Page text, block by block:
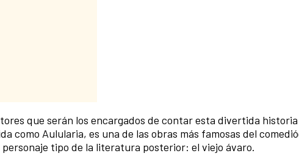
que serán los encargados de contar esta divertida
como Aulularia, es una de las obras más famosas del
tipo de la literatura posterior: el viejo ávaro.